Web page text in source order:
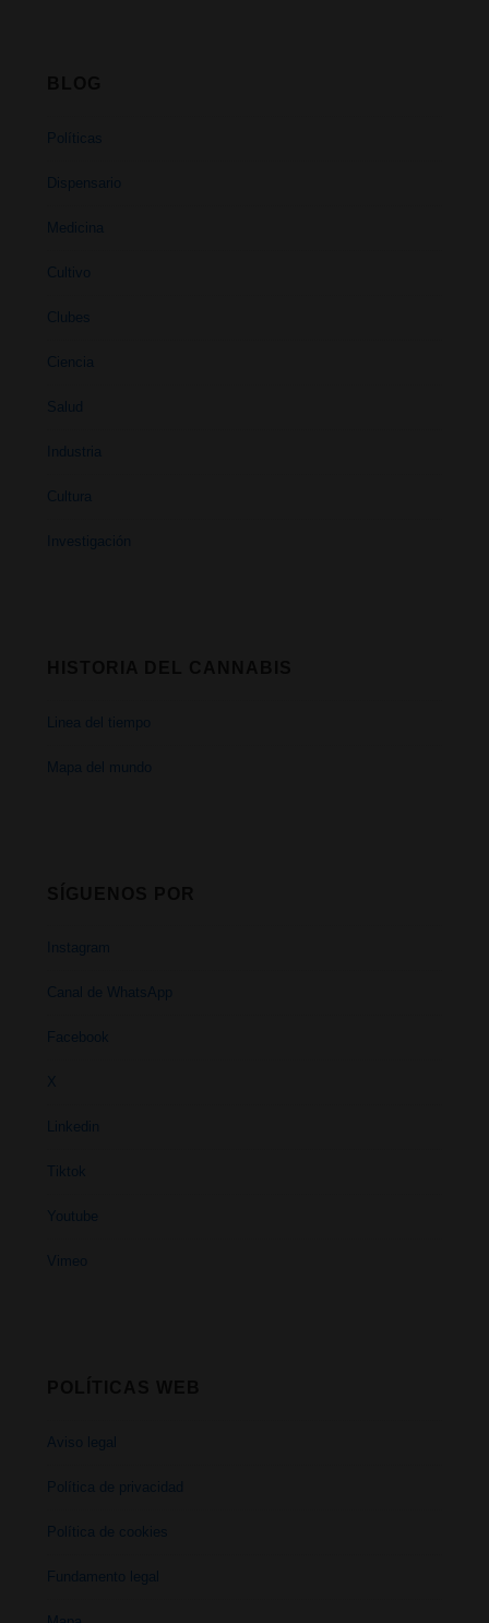
Políticas
Dispensario
Medicina
Cultivo
Clubes
Ciencia
Salud
Industria
Cultura
Investigación
Linea del tiempo
Mapa del mundo
Instagram
Canal de WhatsApp
Facebook
X
Linkedin
Tiktok
Youtube
Vimeo
Aviso legal
Política de privacidad
Política de cookies
Fundamento legal